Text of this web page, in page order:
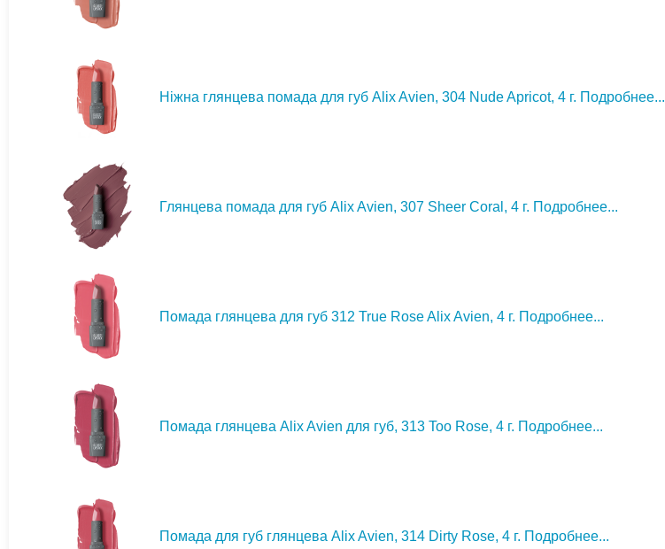
Ніжна глянцева помада для губ Alix Avien, 304 Nude Apricot, 4 г. Подробнее...
Глянцева помада для губ Alix Avien, 307 Sheer Coral, 4 г. Подробнее...
Помада глянцева для губ 312 True Rose Alix Avien, 4 г. Подробнее...
Помада глянцева Alix Avien для губ, 313 Too Rose, 4 г. Подробнее...
Помада для губ глянцева Alix Avien, 314 Dirty Rose, 4 г. Подробнее...